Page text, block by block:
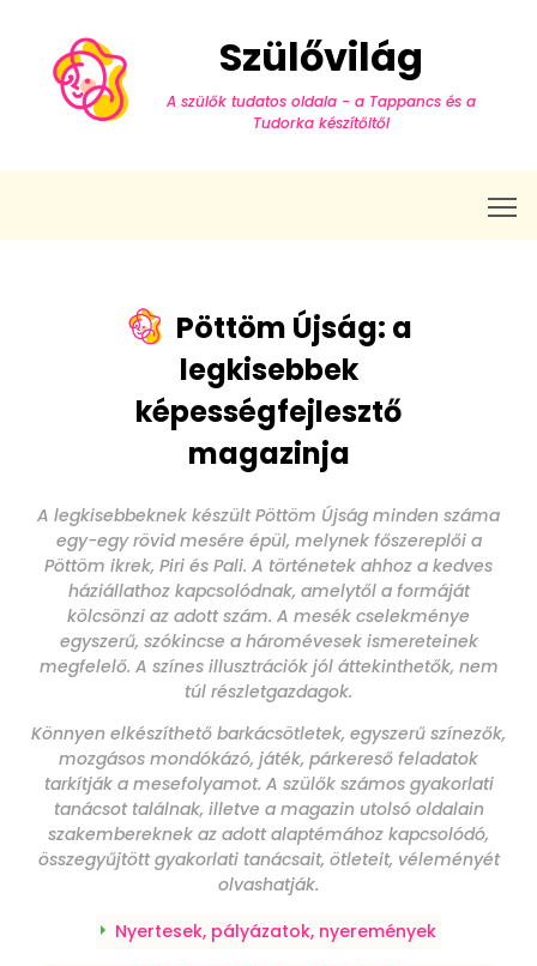
Szülővilág
A szülők tudatos oldala - a Tappancs és a
Tudorka készítőitől
Pöttöm Újság: a
legkisebbek
képességfejlesztő
magazinja
A legkisebbeknek készült Pöttöm Újság minden száma
egy-egy rövid mesére épül, melynek főszereplői a
Pöttöm ikrek, Piri és Pali. A történetek ahhoz a kedves
háziállathoz kapcsolódnak, amelytől a formáját
kölcsönzi az adott szám. A mesék cselekménye
egyszerű, szókincse a háromévesek ismereteinek
megfelelő. A színes illusztrációk jól áttekinthetők, nem
túl részletgazdagok.
Könnyen elkészíthető barkácsötletek, egyszerű színezők,
mozgásos mondókázó, játék, párkereső feladatok
tarkítják a mesefolyamot. A szülők számos gyakorlati
tanácsot találnak, illetve a magazin utolsó oldalain
szakembereknek az adott alaptémához kapcsolódó,
összegyűjtött gyakorlati tanácsait, ötleteit, véleményét
olvashatják.
Nyertesek, pályázatok, nyeremények